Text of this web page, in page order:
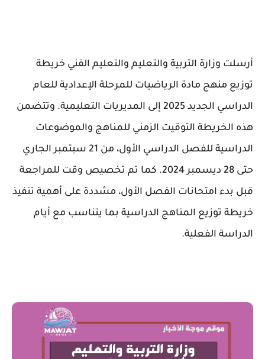
أرسلت وزارة التربية والتعليم والتعليم الفني خريطة
توزيع منهج مادة الرياضيات للمرحلة الإعدادية للعام
الدراسي الجديد 2025 إلى المديريات التعليمية. وتتضمن
هذه الخريطة التوقيت الزمني للمناهج والموضوعات
الدراسية للفصل الدراسي الأول، من 21 سبتمبر الجاري
حتى 28 ديسمبر 2024. كما تم تخصيص وقت للمراجعة
قبل بدء امتحانات الفصل الأول، مشددة على أهمية تنفيذ
خريطة توزيع المناهج الدراسية بما يتناسب مع أيام
الدراسة الفعلية.